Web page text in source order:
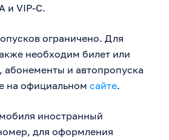
и VIP-C.
ограничено. Для
необходим билет или
абонементы и автопропуска
на официальном сайте.
иностранный
для оформления